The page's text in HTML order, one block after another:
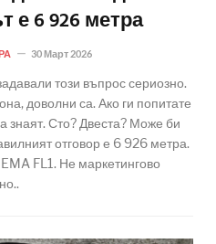
е 6 926 метра
30 Март 2026
този въпрос сериозно.
доволни са. Ако ги попитате
знаят. Сто? Двеста? Може би
отговор е 6 926 метра.
FL1. Не маркетингово